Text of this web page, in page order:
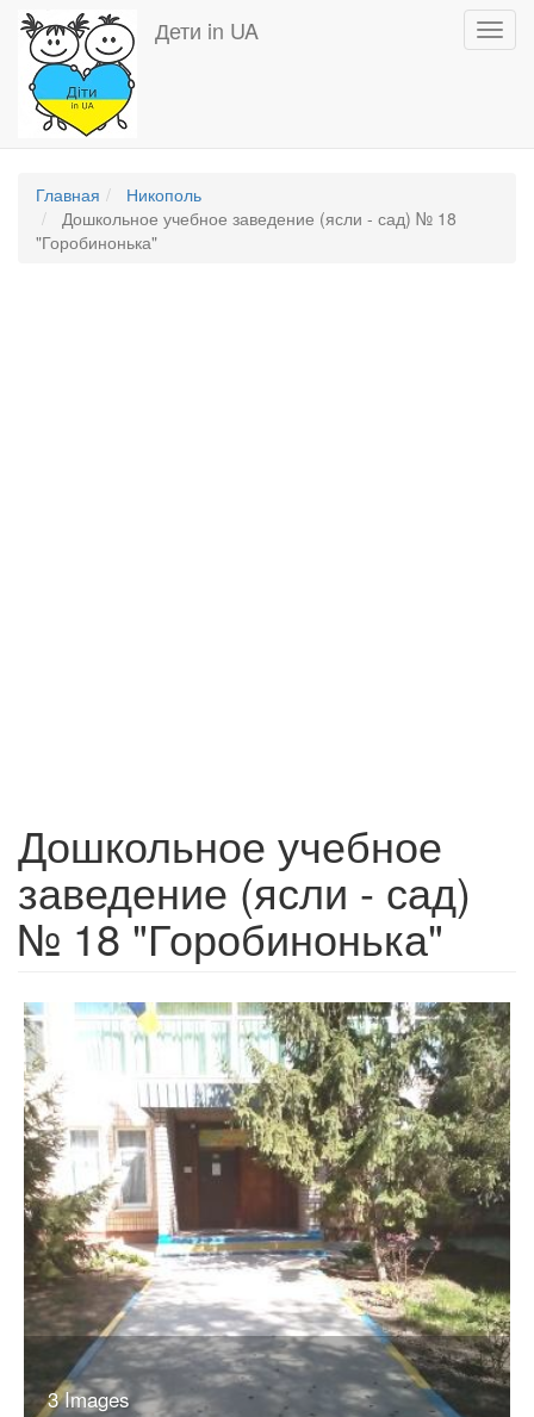
Перейти
основному
содержанию
Дети in UA
Главная
Никополь
Дошкольное учебное заведение (ясли - сад) № 18
"Горобинонька"
Дошкольное учебное
заведение (ясли - сад)
№ 18 "Горобинонька"
3 Images